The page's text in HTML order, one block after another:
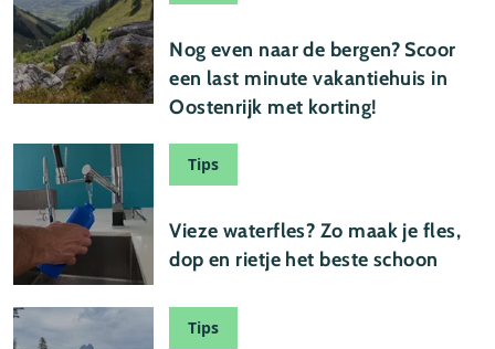
Nog even naar de bergen? Scoor
een last minute vakantiehuis in
Oostenrijk met korting!
Tips
Vieze waterfles? Zo maak je fles,
dop en rietje het beste schoon
Tips